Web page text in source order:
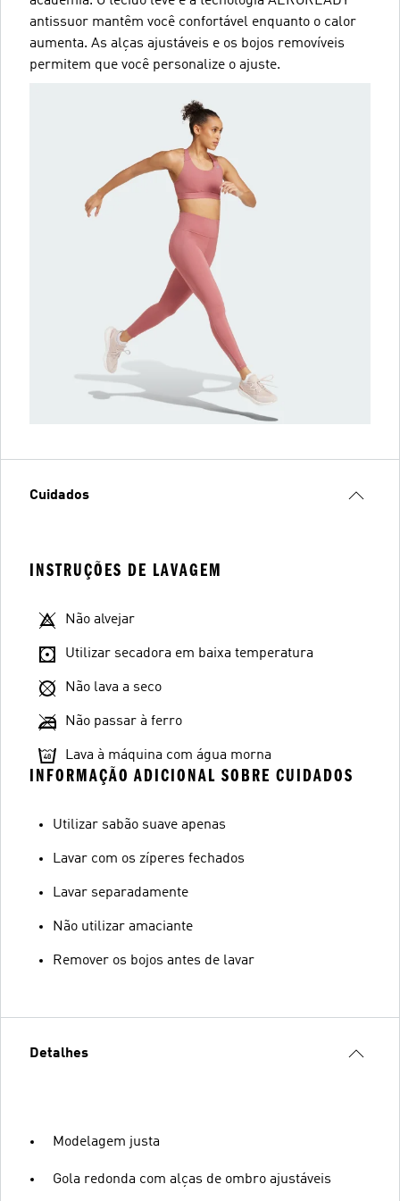
antissuor mantêm você confortável enquanto o calor
aumenta. As alças ajustáveis e os bojos removíveis
permitem que você personalize o ajuste.
Cuidados
INSTRUÇÕES DE LAVAGEM
Não alvejar
Utilizar secadora em baixa temperatura
Não lava a seco
Não passar à ferro
Lava à máquina com água morna
INFORMAÇÃO ADICIONAL SOBRE CUIDADOS
Utilizar sabão suave apenas
Lavar com os zíperes fechados
Lavar separadamente
Não utilizar amaciante
Remover os bojos antes de lavar
Detalhes
Modelagem justa
Gola redonda com alças de ombro ajustáveis